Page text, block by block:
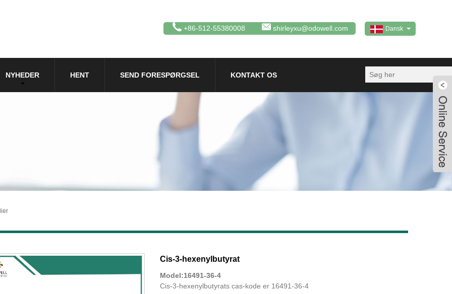
Dansk
+86-512-55380008 shirleyxu@odowell.com
NYHEDER HENT SEND FORESPØRGSEL KONTAKT OS
Cis-3-hexenylbutyrat
Model:16491-36-4
Cis-3-hexenylbutyrats cas-kode er 16491-36-4